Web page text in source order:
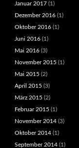
Januar 2017 (1)
Dezember 2016 (1)
Oktober 2016 (1)
Juni 2016 (1)
Mai 2016 (3)
November 2015 (1)
Mai 2015 (2)
April 2015 (3)
März 2015 (2)
Februar 2015 (1)
November 2014 (3)
Oktober 2014 (1)
September 2014 (1)